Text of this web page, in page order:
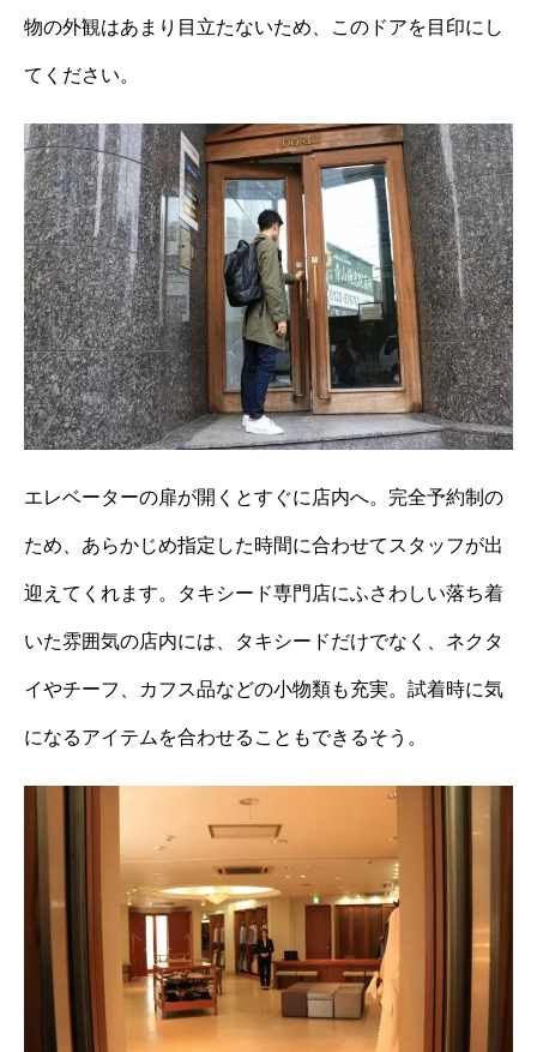
物の外観はあまり目立たないため、このドアを目印にし
てください。
エレベーターの扉が開くとすぐに店内へ。完全予約制の
ため、あらかじめ指定した時間に合わせてスタッフが出
迎えてくれます。タキシード専門店にふさわしい落ち着
いた雰囲気の店内には、タキシードだけでなく、ネクタ
イやチーフ、カフス品などの小物類も充実。試着時に気
になるアイテムを合わせることもできるそう。